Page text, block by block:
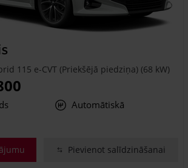
115 e-CVT (Priekšējā piedziņa) (68 kW)
Automātiskā
Pievienot salīdzināšanai